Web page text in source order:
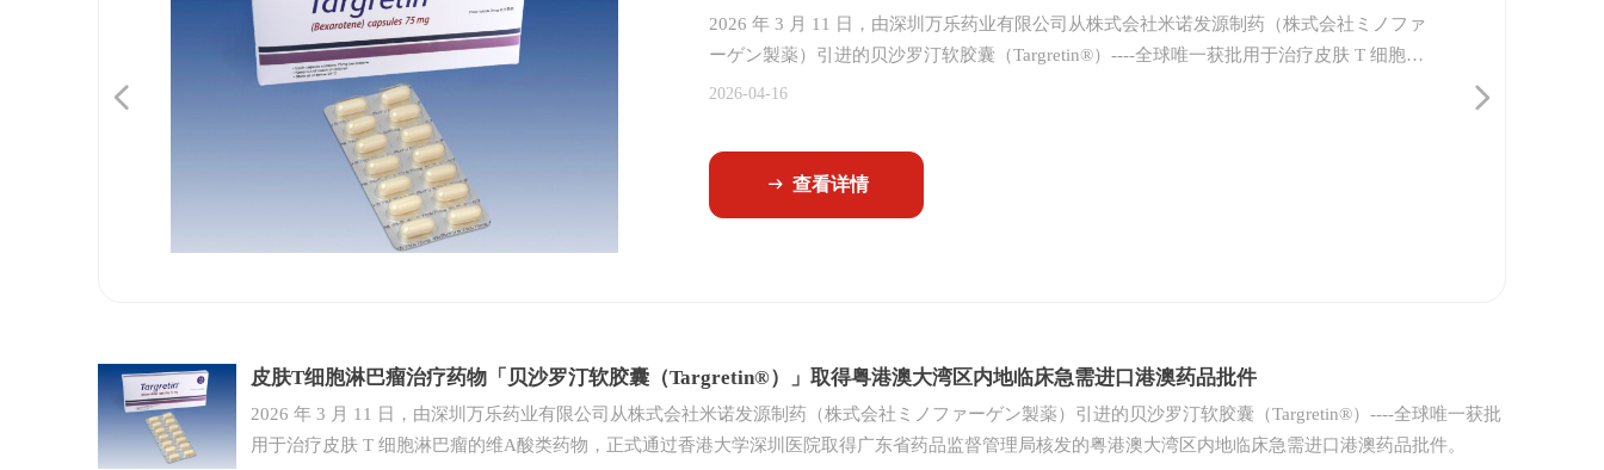
ꁹ 查看详情
粤港澳大湾区内地临床急需进口港澳药品批件
2026 年 3 月 11 日，由深圳万乐药业有限公司从株式会社米诺发源制药（株式会社ミノファ
ーゲン製薬）引进的贝沙罗汀软胶囊（Targretin®）----全球唯一获批用于治疗皮肤 T 细胞淋
巴瘤的维A酸类药物，正式通过香港大学深圳医院取得广东省药品监督管理局核发的粤港澳
2026-04-16
넳 넲
皮肤T细胞淋巴瘤治疗药物「贝沙罗汀软胶囊（Targretin®）」取得粤港澳大湾区内地临床急需进口港澳药品批件
2026 年 3 月 11 日，由深圳万乐药业有限公司从株式会社米诺发源制药（株式会社ミノファーゲン製薬）引进的贝沙罗汀软胶囊（Targretin®）----全球唯一获批
用于治疗皮肤 T 细胞淋巴瘤的维A酸类药物，正式通过香港大学深圳医院取得广东省药品监督管理局核发的粤港澳大湾区内地临床急需进口港澳药品批件。